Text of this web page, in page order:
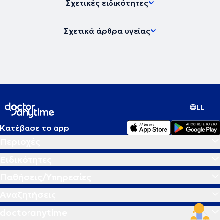
Σχετικές ειδικότητες
Σχετικά άρθρα υγείας
EL
Κατέβασε το app